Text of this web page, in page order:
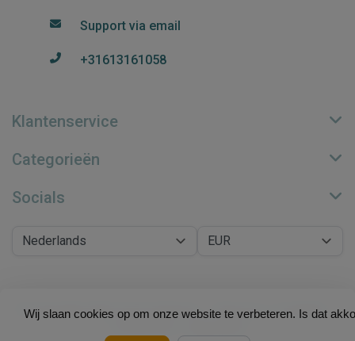
Wij slaan cookies op om onze website te verbeteren. Is dat
Support via email
+31613161058
Klantenservice
Categorieën
Socials
© Copyright 2026 Su.B Collection - Theme by Frontlabel -